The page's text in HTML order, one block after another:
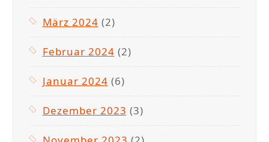
März 2024 (2)
Februar 2024 (2)
Januar 2024 (6)
Dezember 2023 (3)